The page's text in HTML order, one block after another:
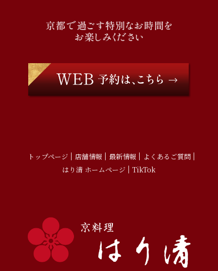
トップページ 店舗情報 最新情報
よくあるご質問
はり清 ホームページ
TikTok